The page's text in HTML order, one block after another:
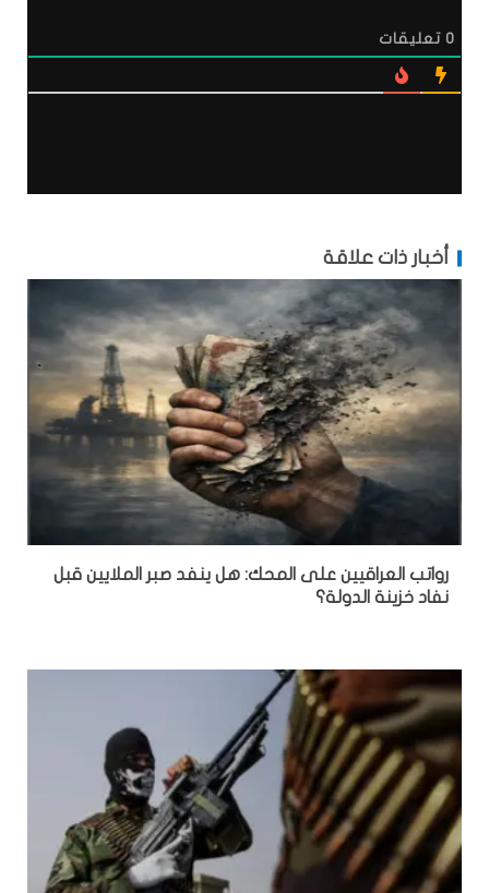
0 تعليقات
أخبار ذات علاقة
رواتب العراقيين على المحك: هل ينفد صبر الملايين قبل
نفاد خزينة الدولة؟